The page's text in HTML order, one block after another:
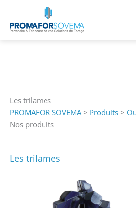
contenu
Les trilames
PROMAFOR SOVEMA> Produits >
Nos produits
Les trilames